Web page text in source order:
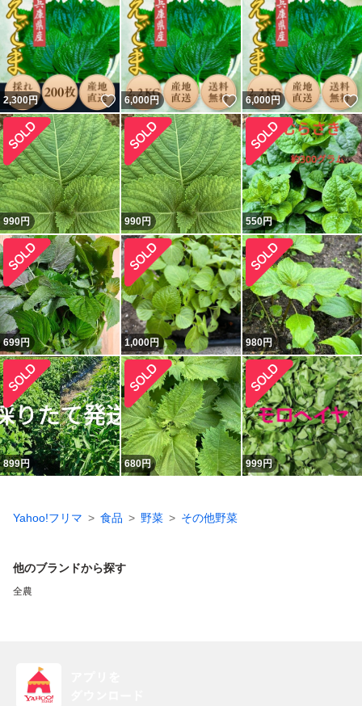
2,300円 いいね！
6,000円 いいね！
6,000円
990円 990円 550円
699円 1,000円 980円
899円 680円 999円
Yahoo!フリマ 食品 野菜 その他野菜
他のブランドから探す
全農